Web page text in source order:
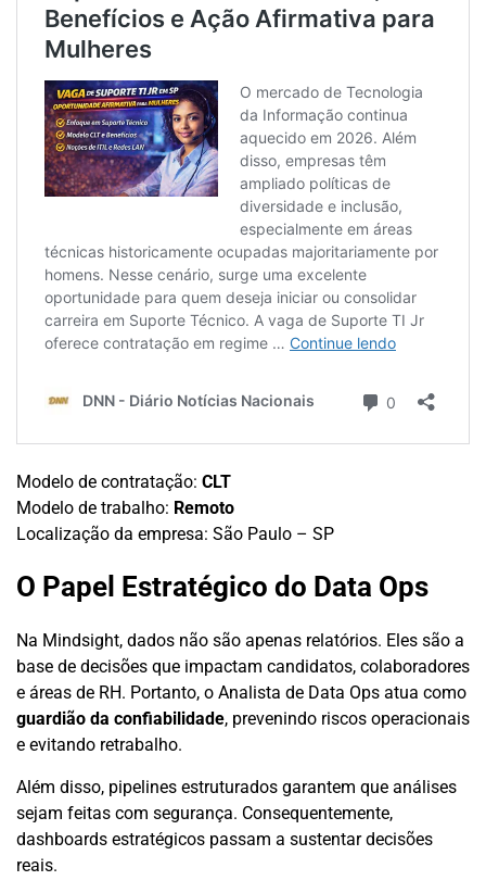
Modelo de contratação: CLT
Modelo de trabalho: Remoto
Localização da empresa: São Paulo – SP
O Papel Estratégico do Data Ops
Na Mindsight, dados não são apenas relatórios. Eles são a
base de decisões que impactam candidatos, colaboradores
e áreas de RH. Portanto, o Analista de Data Ops atua como
guardião da confiabilidade, prevenindo riscos operacionais
e evitando retrabalho.
Além disso, pipelines estruturados garantem que análises
sejam feitas com segurança. Consequentemente,
dashboards estratégicos passam a sustentar decisões
reais.